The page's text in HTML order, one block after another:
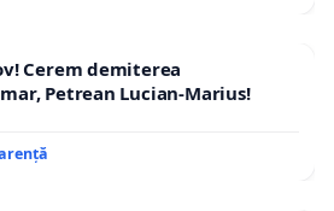
Cerem demiterea
Petrean Lucian-Marius!